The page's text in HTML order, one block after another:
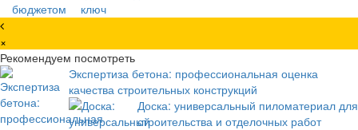
×
Рекомендуем посмотреть
Экспертиза бетона: профессиональная оценка
качества строительных конструкций
Доска: универсальный пиломатериал для
строительства и отделочных работ